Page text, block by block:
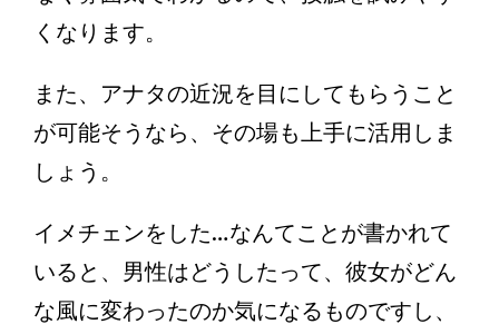
くなります。
また、アナタの近況を目にしてもらうこと
が可能そうなら、その場も上手に活用しま
しょう。
イメチェンをした…なんてことが書かれて
いると、男性はどうしたって、彼女がどん
な風に変わったのか気になるものですし、